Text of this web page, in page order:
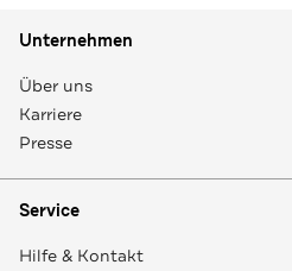
Unternehmen
Über uns
Karriere
Presse
Service
Hilfe & Kontakt